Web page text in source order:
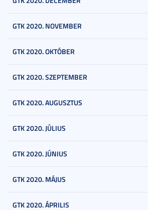
GTK 2020. NOVEMBER
GTK 2020. OKTÓBER
GTK 2020. SZEPTEMBER
GTK 2020. AUGUSZTUS
GTK 2020. JÚLIUS
GTK 2020. JÚNIUS
GTK 2020. MÁJUS
GTK 2020. ÁPRILIS